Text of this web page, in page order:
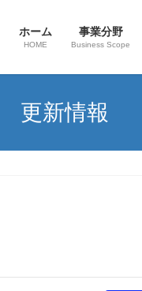
ホーム
HOME
事業分野
Business Scope
更新情報